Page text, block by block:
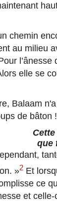
chemin
au milieu
elle se
Balaam
de bâton !
que
»2 Et
ce
et